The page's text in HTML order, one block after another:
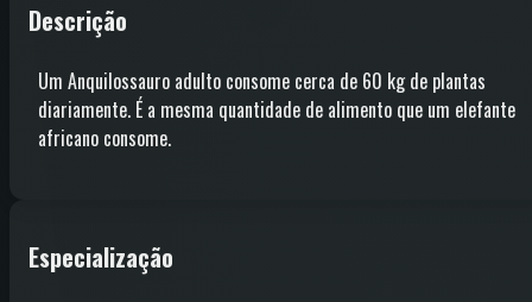
Descrição
Um Anquilossauro adulto consome cerca de 60 kg de plantas
diariamente. É a mesma quantidade de alimento que um elefante
africano consome.
Especialização